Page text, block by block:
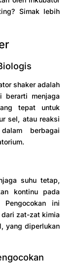
Simak lebih
shaker adalah
berarti menjaga
tepat untuk
sel, atau reaksi
berbagai
suhu tetap,
kontinu pada
ini
zat-zat kimia
yang diperlukan